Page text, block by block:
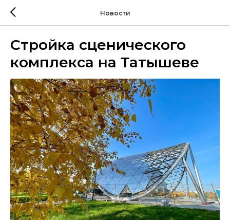
Новости
Стройка сценического
комплекса на Татышеве